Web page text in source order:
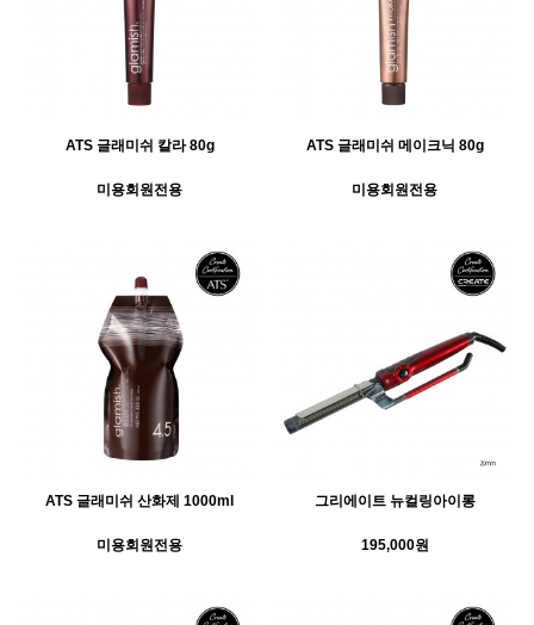
ATS 글래미쉬 칼라 80g
미용회원전용
ATS 글래미쉬 메이크닉 80g
미용회원전용
ATS 글래미쉬 산화제 1000ml
미용회원전용
그리에이트 뉴컬링아이롱
195,000원